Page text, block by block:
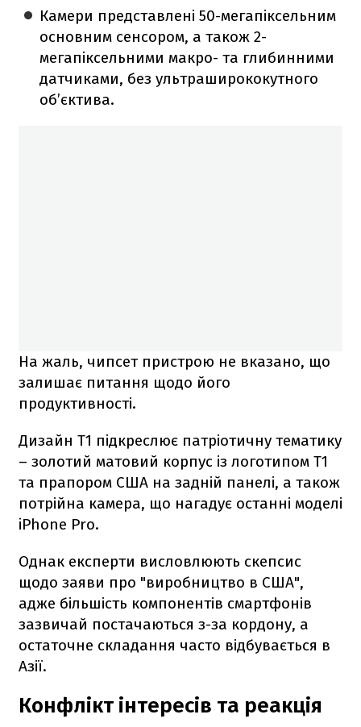
Камери представлені 50-мегапіксельним
основним сенсором, а також 2-
мегапіксельними макро- та глибинними
датчиками, без ультраширококутного
об’єктива.
На жаль, чипсет пристрою не вказано, що
залишає питання щодо його
продуктивності.
Дизайн T1 підкреслює патріотичну тематику
– золотий матовий корпус із логотипом T1
та прапором США на задній панелі, а також
потрійна камера, що нагадує останні моделі
iPhone Pro.
Однак експерти висловлюють скепсис
щодо заяви про "виробництво в США",
адже більшість компонентів смартфонів
зазвичай постачаються з-за кордону, а
остаточне складання часто відбувається в
Азії.
Конфлікт інтересів та реакція